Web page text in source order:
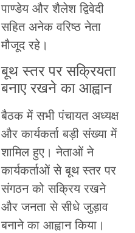
पाण्डेय और शैलेश द्विवेदी
सहित अनेक वरिष्ठ नेता
मौजूद रहे।
बूथ स्तर पर सक्रियता
बनाए रखने का आह्वान
बैठक में सभी पंचायत अध्यक्ष
और कार्यकर्ता बड़ी संख्या में
शामिल हुए। नेताओं ने
कार्यकर्ताओं से बूथ स्तर पर
संगठन को सक्रिय रखने
और जनता से सीधे जुड़ाव
बनाने का आह्वान किया।